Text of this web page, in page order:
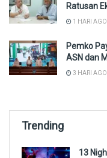
Ratusan
1 HARI AGO
Pemko
ASN dan
3 HARI AGO
Trending
13